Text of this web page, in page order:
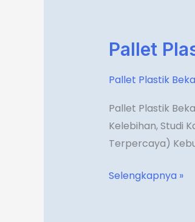
Pallet
Pallet Plastik
Pallet Plastik
Kelebihan, Studi
Terpercaya)
Pallet
Bekasi
Selengkapnya »